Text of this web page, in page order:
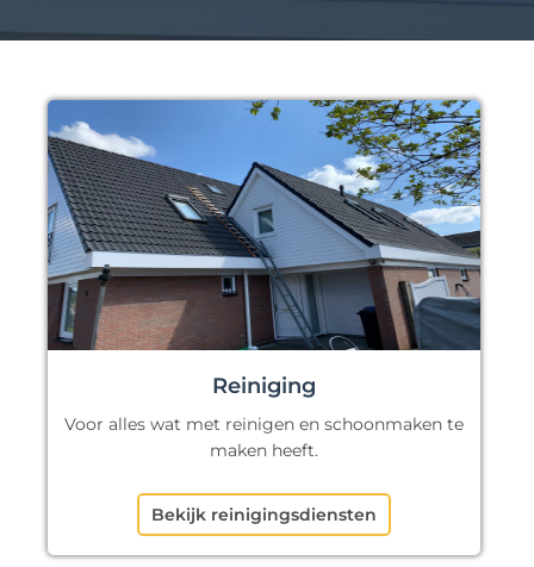
Reiniging
Voor alles wat met reinigen en schoonmaken te
maken heeft.
Bekijk reinigingsdiensten